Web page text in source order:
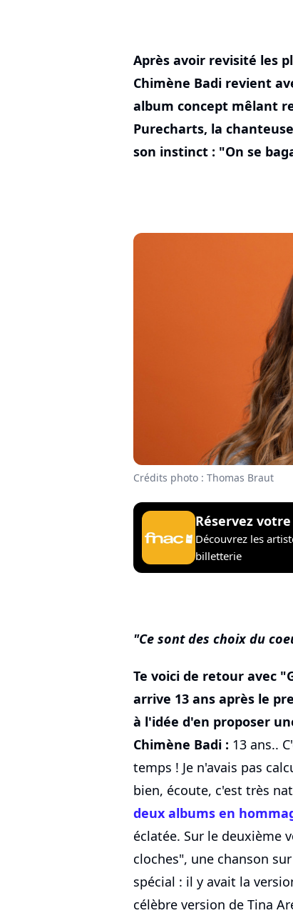
Après avoir revisité les
Chimène Badi revient
album concept mêlant
Purecharts, la
son instinct : "On se
Crédits photo : Thomas Braut
Réservez
Découvrez les
billetterie
Ce sont des choix du
Te voici de retour avec
arrive 13 ans après le
à l'idée d'en proposer
Chimène Badi : 13 ans..
temps ! Je n'avais pas
bien, écoute, c'est très
deux albums en
éclatée. Sur le deuxième
cloches", une chanson
spécial : il y avait la
célèbre version de Tina